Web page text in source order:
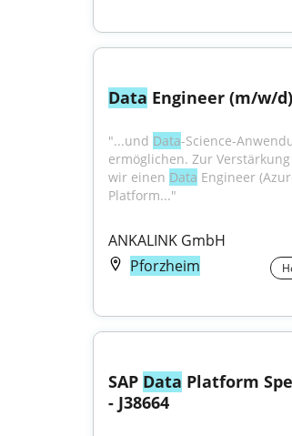
Data Engineer (m/w/d)
"...und Data-Science-
ermöglichen. Zur
wir einen Data Engineer
Platform..."
ANKALINK GmbH
Pforzheim
SAP Data Platform
- J38664